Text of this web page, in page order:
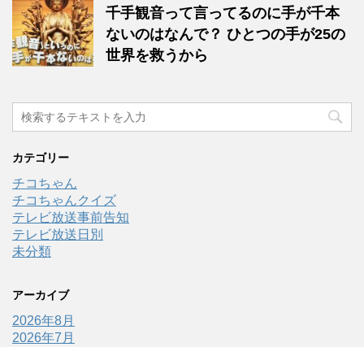
千手観音って言ってるのに手が千本
ないのはなんで？ ひとつの手が25の
世界を救うから
カテゴリー
チコちゃん
チコちゃんクイズ
テレビ放送事前告知
テレビ放送日別
未分類
アーカイブ
2026年8月
2026年7月